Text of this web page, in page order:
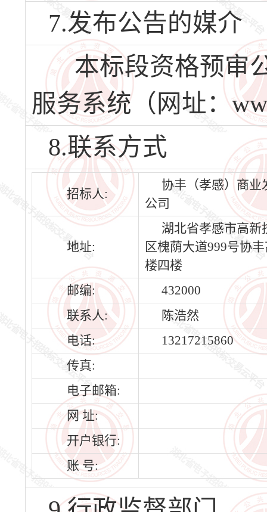
7.发布公告的媒介
本标段资格预审
服务系统（网址：
8.联系方式
招标人:
协丰（孝感）商业
公司
地址:
湖北省孝感市高新
区槐荫大道999号协
楼四楼
邮编:
432000
联系人:
陈浩然
电话:
13217215860
传真:
电子邮箱:
网 址:
开户银行:
账 号: